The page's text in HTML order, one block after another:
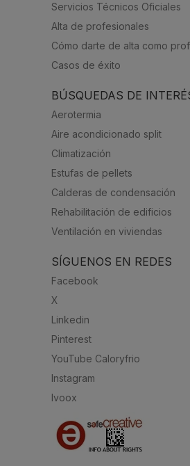
Servicios Técnicos Oficiales
Alta de profesionales
Cómo darte de alta como
Casos de éxito
BÚSQUEDAS DE
Aerotermia
Aire acondicionado split
Climatización
Estufas de pellets
Calderas de condensación
Rehabilitación de edificios
Ventilación en viviendas
SÍGUENOS EN REDES
Facebook
X
Linkedin
Pinterest
YouTube Caloryfrio
Instagram
Ivoox